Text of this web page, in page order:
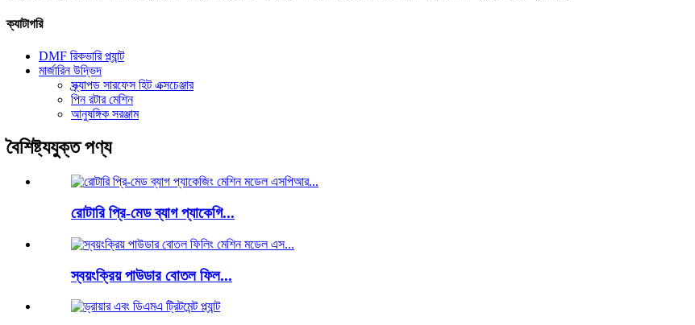
ক্যাটাগরি
DMF রিকভারি প্ল্যান্ট
মার্জারিন উদ্ভিদ
স্ক্র্যাপড সারফেস হিট এক্সচেঞ্জার
পিন রটার মেশিন
আনুষঙ্গিক সরঞ্জাম
বৈশিষ্ট্যযুক্ত পণ্য
রোটারি প্রি-মেড ব্যাগ প্যাকেগি...
স্বয়ংক্রিয় পাউডার বোতল ফিল...